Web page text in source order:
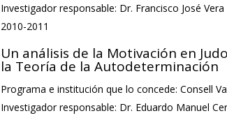
Investigador responsable: Dr. Francisco José Vera
2010-2011
Un análisis de la Motivación en
la Teoría de la Autodeterminación
Programa e institución que lo concede: Consell
Investigador responsable: Dr. Eduardo Manuel